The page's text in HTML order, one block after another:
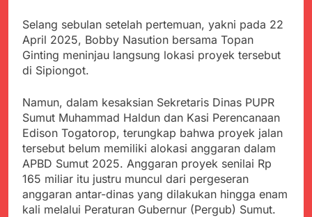
Desa Sukakersa
Korban Tenggelam di
Perairan Giligenting
Ditemukan, Polisi
Agustus 3, 2026
Korban Evakuasi KM
Mutiara Sentosa 2 di
Pelabuhan Kalianget
Agustus 3, 2026
Selang sebulan setelah pertemuan, yakni pada 22
April 2025, Bobby Nasution bersama Topan
Ginting meninjau langsung lokasi proyek tersebut
di Sipiongot.
Namun, dalam kesaksian Sekretaris Dinas PUPR
Sumut Muhammad Haldun dan Kasi Perencanaan
Edison Togatorop, terungkap bahwa proyek jalan
tersebut belum memiliki alokasi anggaran dalam
APBD Sumut 2025. Anggaran proyek senilai Rp
165 miliar itu justru muncul dari pergeseran
anggaran antar-dinas yang dilakukan hingga enam
kali melalui Peraturan Gubernur (Pergub) Sumut.